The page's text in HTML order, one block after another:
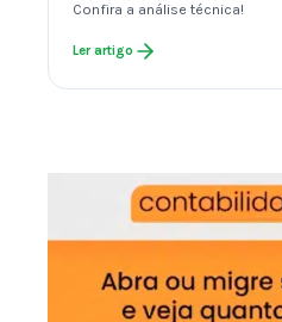
Confira a análise técnica!
Ler artigo